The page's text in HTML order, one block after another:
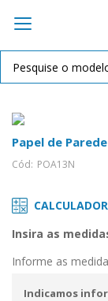
Papel de
Cód: POA13N
Insira as
Informe as
Indicamos
2X de